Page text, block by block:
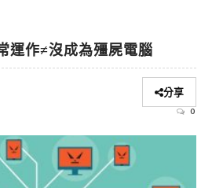
運作≠沒成為殭屍電腦
分享
0